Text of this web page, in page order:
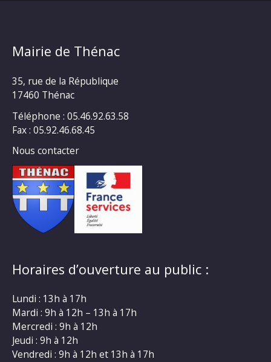
Mairie de Thénac
35, rue de la République
17460 Thénac
Téléphone : 05.46.92.63.58
Fax : 05.92.46.68.45
Nous contacter
Horaires d’ouverture au public :
Lundi : 13h à 17h
Mardi : 9h à 12h – 13h à 17h
Mercredi : 9h à 12h
Jeudi : 9h à 12h
Vendredi : 9h à 12h et 13h à 17h